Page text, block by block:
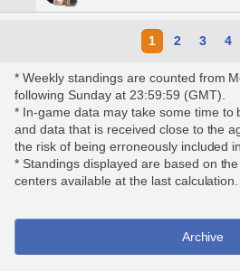
1 2 3 4
* Weekly standings are counted from
following Sunday at 23:59:59 (GMT).
* In-game data may take some time to
and data that is received close to the
the risk of being erroneously included
* Standings displayed are based on
centers available at the last calculation.
Archive